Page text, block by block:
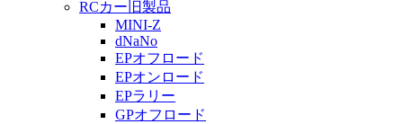
RCカー旧製品
MINI-Z
dNaNo
EPオフロード
EPオンロード
EPラリー
GPオフロード